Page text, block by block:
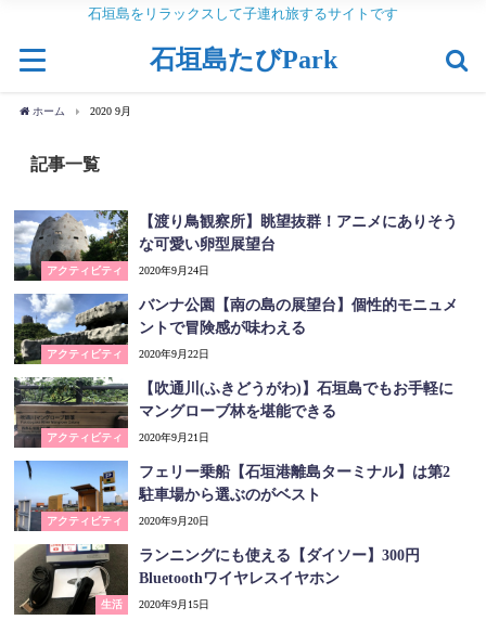
石垣島をリラックスして子連れ旅するサイトです
石垣島たびPark
ホーム 2020 9月
記事一覧
アクティビティ
【渡り鳥観察所】眺望抜群！アニメにありそう
な可愛い卵型展望台
2020年9月24日
アクティビティ
バンナ公園【南の島の展望台】個性的モニュメ
ントで冒険感が味わえる
2020年9月22日
アクティビティ
【吹通川(ふきどうがわ)】石垣島でもお手軽に
マングローブ林を堪能できる
2020年9月21日
アクティビティ
フェリー乗船【石垣港離島ターミナル】は第2
駐車場から選ぶのがベスト
2020年9月20日
生活
ランニングにも使える【ダイソー】300円
Bluetoothワイヤレスイヤホン
2020年9月15日